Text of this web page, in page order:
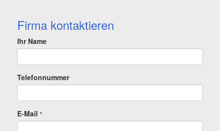
Firma kontaktieren
Ihr Name
Telefonnummer
E-Mail *